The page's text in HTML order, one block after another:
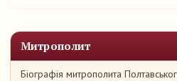
Митрополит
Біографія митрополита